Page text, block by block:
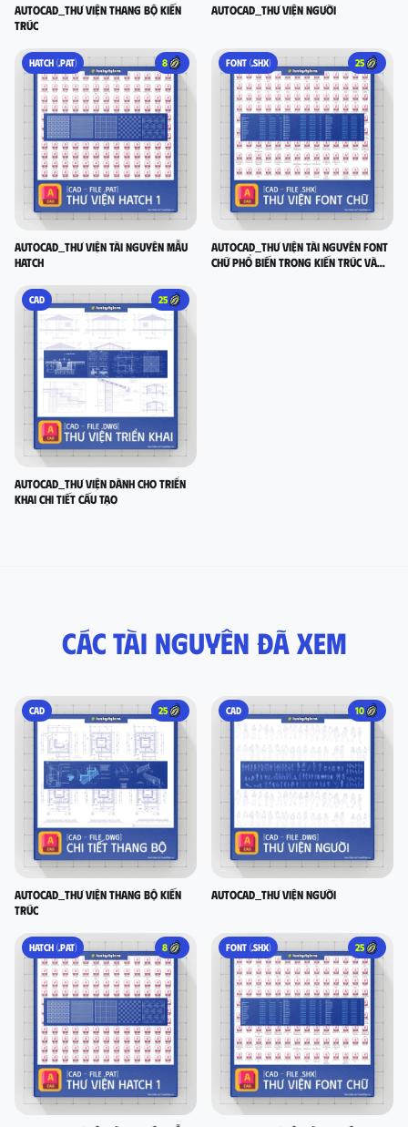
AutoCad_Thư viện thang bộ kiến
trúc
AutoCad_Thư viện người
HATCH (.PAT) 8
AutoCad_Thư viện tài nguyên mẫu
Hatch
FONT (.SHX) 25
AutoCad_Thư viện tài nguyên font
chữ phổ biến trong Kiến Trúc và
CAD 25
AutoCad_Thư viện dành cho Triển
Khai Chi Tiết Cấu Tạo
Các tài nguyên đã xem
CAD 25
AutoCad_Thư viện thang bộ kiến
trúc
CAD 10
AutoCad_Thư viện người
HATCH (.PAT) 8 FONT (.SHX) 25